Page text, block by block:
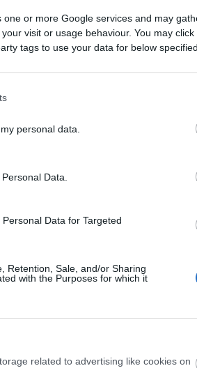
or more Google services and may
visit or usage behaviour. You may
tags to use your data for below
personal data.
Data.
Data for Targeted
Retention, Sale, and/or Sharing
with the Purposes for which it
related to advertising like cookies on
ce a împărtășit
onoare
trebui sa le
rochia de
Ce fel de
zodie